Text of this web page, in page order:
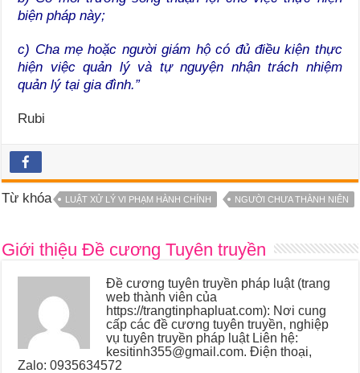
biện pháp này;
c) Cha mẹ hoặc người giám hộ có đủ điều kiện thực
hiện việc quản lý và tự nguyện nhận trách nhiệm
quản lý tại gia đình.”
Rubi
Từ khóa LUẬT XỬ LÝ VI PHẠM HÀNH CHÍNH NGƯỜI CHƯA THÀNH NIÊN
Giới thiệu Đề cương Tuyên truyền
Đề cương tuyên truyền pháp luật (trang
web thành viên của
https://trangtinphapluat.com): Nơi cung
cấp các đề cương tuyên truyền, nghiệp
vụ tuyên truyền pháp luật Liên hệ:
kesitinh355@gmail.com. Điện thoại,
Zalo: 0935634572